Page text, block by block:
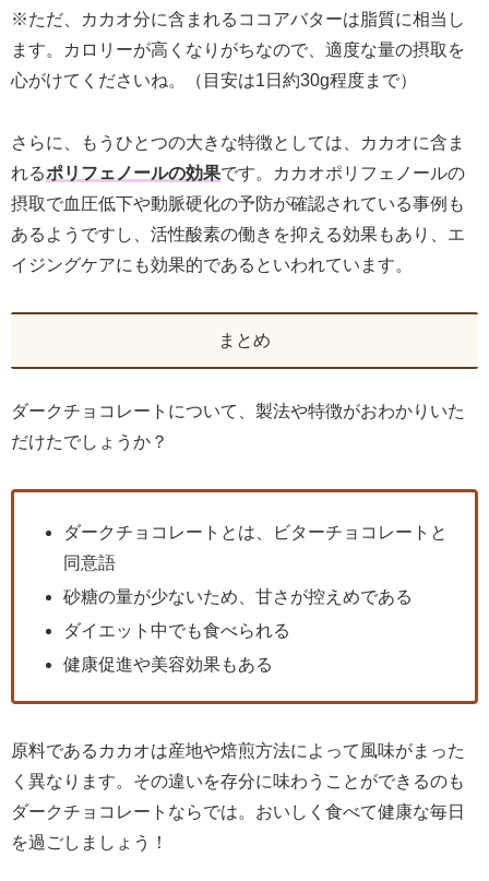
※ただ、カカオ分に含まれるココアバターは脂質に相当し
ます。カロリーが高くなりがちなので、適度な量の摂取を
心がけてくださいね。（目安は1日約30g程度まで）
さらに、もうひとつの大きな特徴としては、カカオに含ま
れるポリフェノールの効果です。カカオポリフェノールの
摂取で血圧低下や動脈硬化の予防が確認されている事例も
あるようですし、活性酸素の働きを抑える効果もあり、エ
イジングケアにも効果的であるといわれています。
まとめ
ダークチョコレートについて、製法や特徴がおわかりいた
だけたでしょうか？
ダークチョコレートとは、ビターチョコレートと
同意語
砂糖の量が少ないため、甘さが控えめである
ダイエット中でも食べられる
健康促進や美容効果もある
原料であるカカオは産地や焙煎方法によって風味がまった
く異なります。その違いを存分に味わうことができるのも
ダークチョコレートならでは。おいしく食べて健康な毎日
を過ごしましょう！